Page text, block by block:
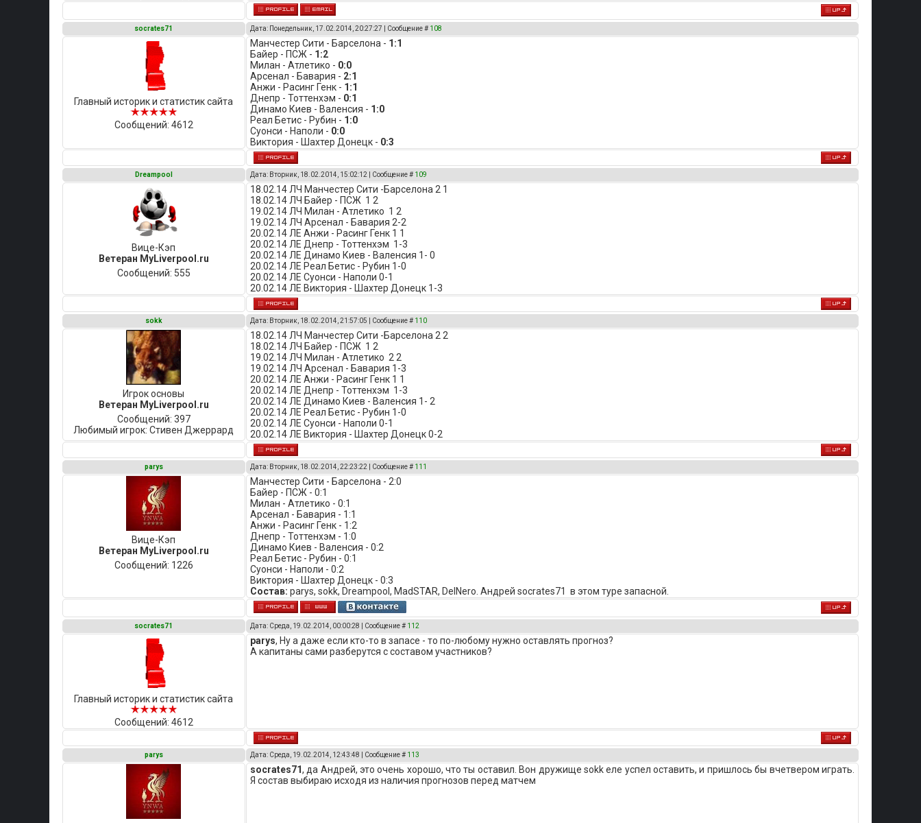
socrates71 Дата: Понедельник, 17.02.2014, 20:27:27 | Сообщение # 108
Главный историк и статистик сайта
Сообщений: 4612
Манчестер Сити - Барселона - 1:1
Байер - ПСЖ - 1:2
Милан - Атлетико - 0:0
Арсенал - Бавария - 2:1
Анжи - Расинг Генк - 1:1
Днепр - Тоттенхэм - 0:1
Динамо Киев - Валенсия - 1:0
Реал Бетис - Рубин - 1:0
Суонси - Наполи - 0:0
Виктория - Шахтер Донецк - 0:3
Dreampool Дата: Вторник, 18.02.2014, 15:02:12 | Сообщение # 109
Вице-Кэп
Ветеран MyLiverpool.ru
Сообщений: 555
18.02.14 ЛЧ Манчестер Сити -Барселона 2 1
18.02.14 ЛЧ Байер - ПСЖ 1 2
19.02.14 ЛЧ Милан - Атлетико 1 2
19.02.14 ЛЧ Арсенал - Бавария 2-2
20.02.14 ЛЕ Анжи - Расинг Генк 1 1
20.02.14 ЛЕ Днепр - Тоттенхэм 1-3
20.02.14 ЛЕ Динамо Киев - Валенсия 1- 0
20.02.14 ЛЕ Реал Бетис - Рубин 1-0
20.02.14 ЛЕ Суонси - Наполи 0-1
20.02.14 ЛЕ Виктория - Шахтер Донецк 1-3
sokk Дата: Вторник, 18.02.2014, 21:57:05 | Сообщение # 110
Игрок основы
Ветеран MyLiverpool.ru
Сообщений: 397
Любимый игрок:Стивен Джеррард
18.02.14 ЛЧ Манчестер Сити -Барселона 2 2
18.02.14 ЛЧ Байер - ПСЖ 1 2
19.02.14 ЛЧ Милан - Атлетико 2 2
19.02.14 ЛЧ Арсенал - Бавария 1-3
20.02.14 ЛЕ Анжи - Расинг Генк 1 1
20.02.14 ЛЕ Днепр - Тоттенхэм 1-3
20.02.14 ЛЕ Динамо Киев - Валенсия 1- 2
20.02.14 ЛЕ Реал Бетис - Рубин 1-0
20.02.14 ЛЕ Суонси - Наполи 0-1
20.02.14 ЛЕ Виктория - Шахтер Донецк 0-2
parys Дата: Вторник, 18.02.2014, 22:23:22 | Сообщение # 111
Вице-Кэп
Ветеран MyLiverpool.ru
Сообщений: 1226
Манчестер Сити - Барселона - 2:0
Байер - ПСЖ - 0:1
Милан - Атлетико - 0:1
Арсенал - Бавария - 1:1
Анжи - Расинг Генк - 1:2
Днепр - Тоттенхэм - 1:0
Динамо Киев - Валенсия - 0:2
Реал Бетис - Рубин - 0:1
Суонси - Наполи - 0:2
Виктория - Шахтер Донецк - 0:3
Состав: parys, sokk, Dreampool, MadSTAR, DelNero. Андрей socrates71 в этом туре запасной.
socrates71 Дата: Среда, 19.02.2014, 00:00:28 | Сообщение # 112
Главный историк и статистик сайта
Сообщений: 4612
parys, Ну а даже если кто-то в запасе - то по-любому нужно оставлять прогноз?
А капитаны сами разберутся с составом участников?
parys Дата: Среда, 19.02.2014, 12:43:48 | Сообщение # 113
socrates71, да Андрей, это очень хорошо, что ты оставил. Вон дружище sokk еле успел оставить, и пришлось бы вчетвером играть.
Я состав выбираю исходя из наличия прогнозов перед матчем